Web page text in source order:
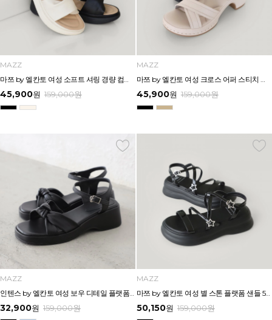
MAZZ
마쯔 by 엘칸토 여성 소프트 셔링 경량 컴포트 샌들 3.5cm LCWW12M626
45,900원 159,000원
MAZZ
마쯔 by 엘칸토 여성 크로스 어퍼 스티치 다운 캐주얼 샌들 6.5cm LCWW70M626
45,900원 159,000원
MAZZ
인텐스 by 엘칸토 여성 보우 디테일 플랫폼 샌들 5cm LCWW45I626
32,900원 159,000원
MAZZ
마쯔 by 엘칸토 여성 별 스톤 플랫폼 샌들 5cm LCWW26M626
50,150원 159,000원